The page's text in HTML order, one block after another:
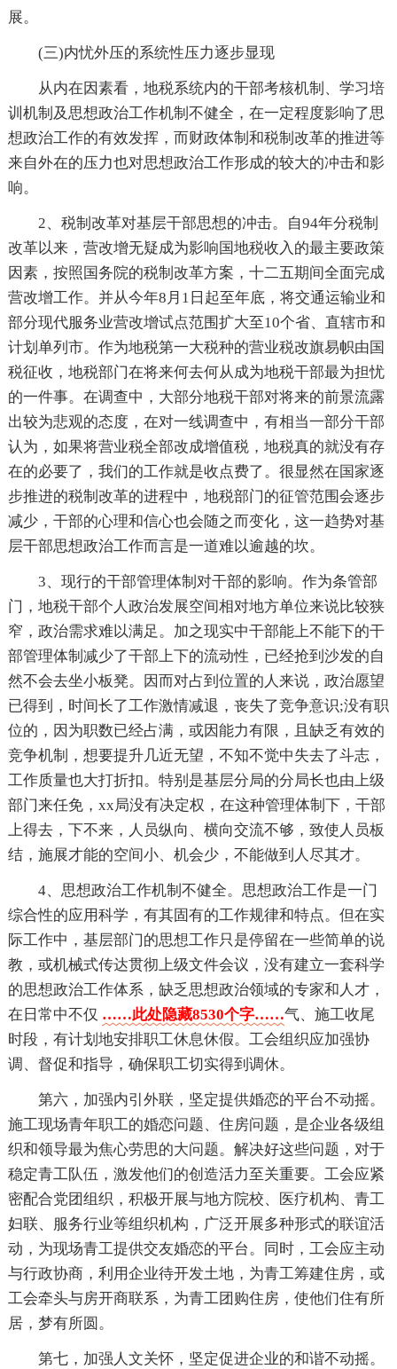
展。
(三)内忧外压的系统性压力逐步显现
从内在因素看，地税系统内的干部考核机制、学习培
训机制及思想政治工作机制不健全，在一定程度影响了思
想政治工作的有效发挥，而财政体制和税制改革的推进等
来自外在的压力也对思想政治工作形成的较大的冲击和影
响。
2、税制改革对基层干部思想的冲击。自94年分税制
改革以来，营改增无疑成为影响国地税收入的最主要政策
因素，按照国务院的税制改革方案，十二五期间全面完成
营改增工作。并从今年8月1日起至年底，将交通运输业和
部分现代服务业营改增试点范围扩大至10个省、直辖市和
计划单列市。作为地税第一大税种的营业税改旗易帜由国
税征收，地税部门在将来何去何从成为地税干部最为担忧
的一件事。在调查中，大部分地税干部对将来的前景流露
出较为悲观的态度，在对一线调查中，有相当一部分干部
认为，如果将营业税全部改成增值税，地税真的就没有存
在的必要了，我们的工作就是收点费了。很显然在国家逐
步推进的税制改革的进程中，地税部门的征管范围会逐步
减少，干部的心理和信心也会随之而变化，这一趋势对基
层干部思想政治工作而言是一道难以逾越的坎。
3、现行的干部管理体制对干部的影响。作为条管部
门，地税干部个人政治发展空间相对地方单位来说比较狭
窄，政治需求难以满足。加之现实中干部能上不能下的干
部管理体制减少了干部上下的流动性，已经抢到沙发的自
然不会去坐小板凳。因而对占到位置的人来说，政治愿望
已得到，时间长了工作激情减退，丧失了竞争意识;没有职
位的，因为职数已经占满，或因能力有限，且缺乏有效的
竞争机制，想要提升几近无望，不知不觉中失去了斗志，
工作质量也大打折扣。特别是基层分局的分局长也由上级
部门来任免，xx局没有决定权，在这种管理体制下，干部
上得去，下不来，人员纵向、横向交流不够，致使人员板
结，施展才能的空间小、机会少，不能做到人尽其才。
4、思想政治工作机制不健全。思想政治工作是一门
综合性的应用科学，有其固有的工作规律和特点。但在实
际工作中，基层部门的思想工作只是停留在一些简单的说
教，或机械式传达贯彻上级文件会议，没有建立一套科学
的思想政治工作体系，缺乏思想政治领域的专家和人才，
在日常中不仅 ……此处隐藏8530个字……气、施工收尾
时段，有计划地安排职工休息休假。工会组织应加强协
调、督促和指导，确保职工切实得到调休。
第六，加强内引外联，坚定提供婚恋的平台不动摇。
施工现场青年职工的婚恋问题、住房问题，是企业各级组
织和领导最为焦心劳思的大问题。解决好这些问题，对于
稳定青工队伍，激发他们的创造活力至关重要。工会应紧
密配合党团组织，积极开展与地方院校、医疗机构、青工
妇联、服务行业等组织机构，广泛开展多种形式的联谊活
动，为现场青工提供交友婚恋的平台。同时，工会应主动
与行政协商，利用企业待开发土地，为青工筹建住房，或
工会牵头与房开商联系，为青工团购住房，使他们住有所
居，梦有所圆。
第七，加强人文关怀，坚定促进企业的和谐不动摇。